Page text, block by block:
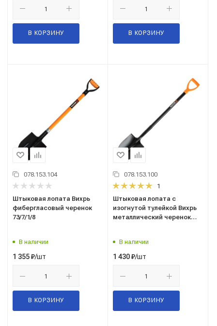
В КОРЗИНУ В КОРЗИНУ
078.153.104
Штыковая лопата Вихрь
фибергласовый черенок
73/7/1/8
В наличии
1 355₽/шт
В КОРЗИНУ
078.153.100
1
Штыковая лопата с
изогнутой тулейкой Вихрь
металлический черенок
В наличии
1 430₽/шт
В КОРЗИНУ